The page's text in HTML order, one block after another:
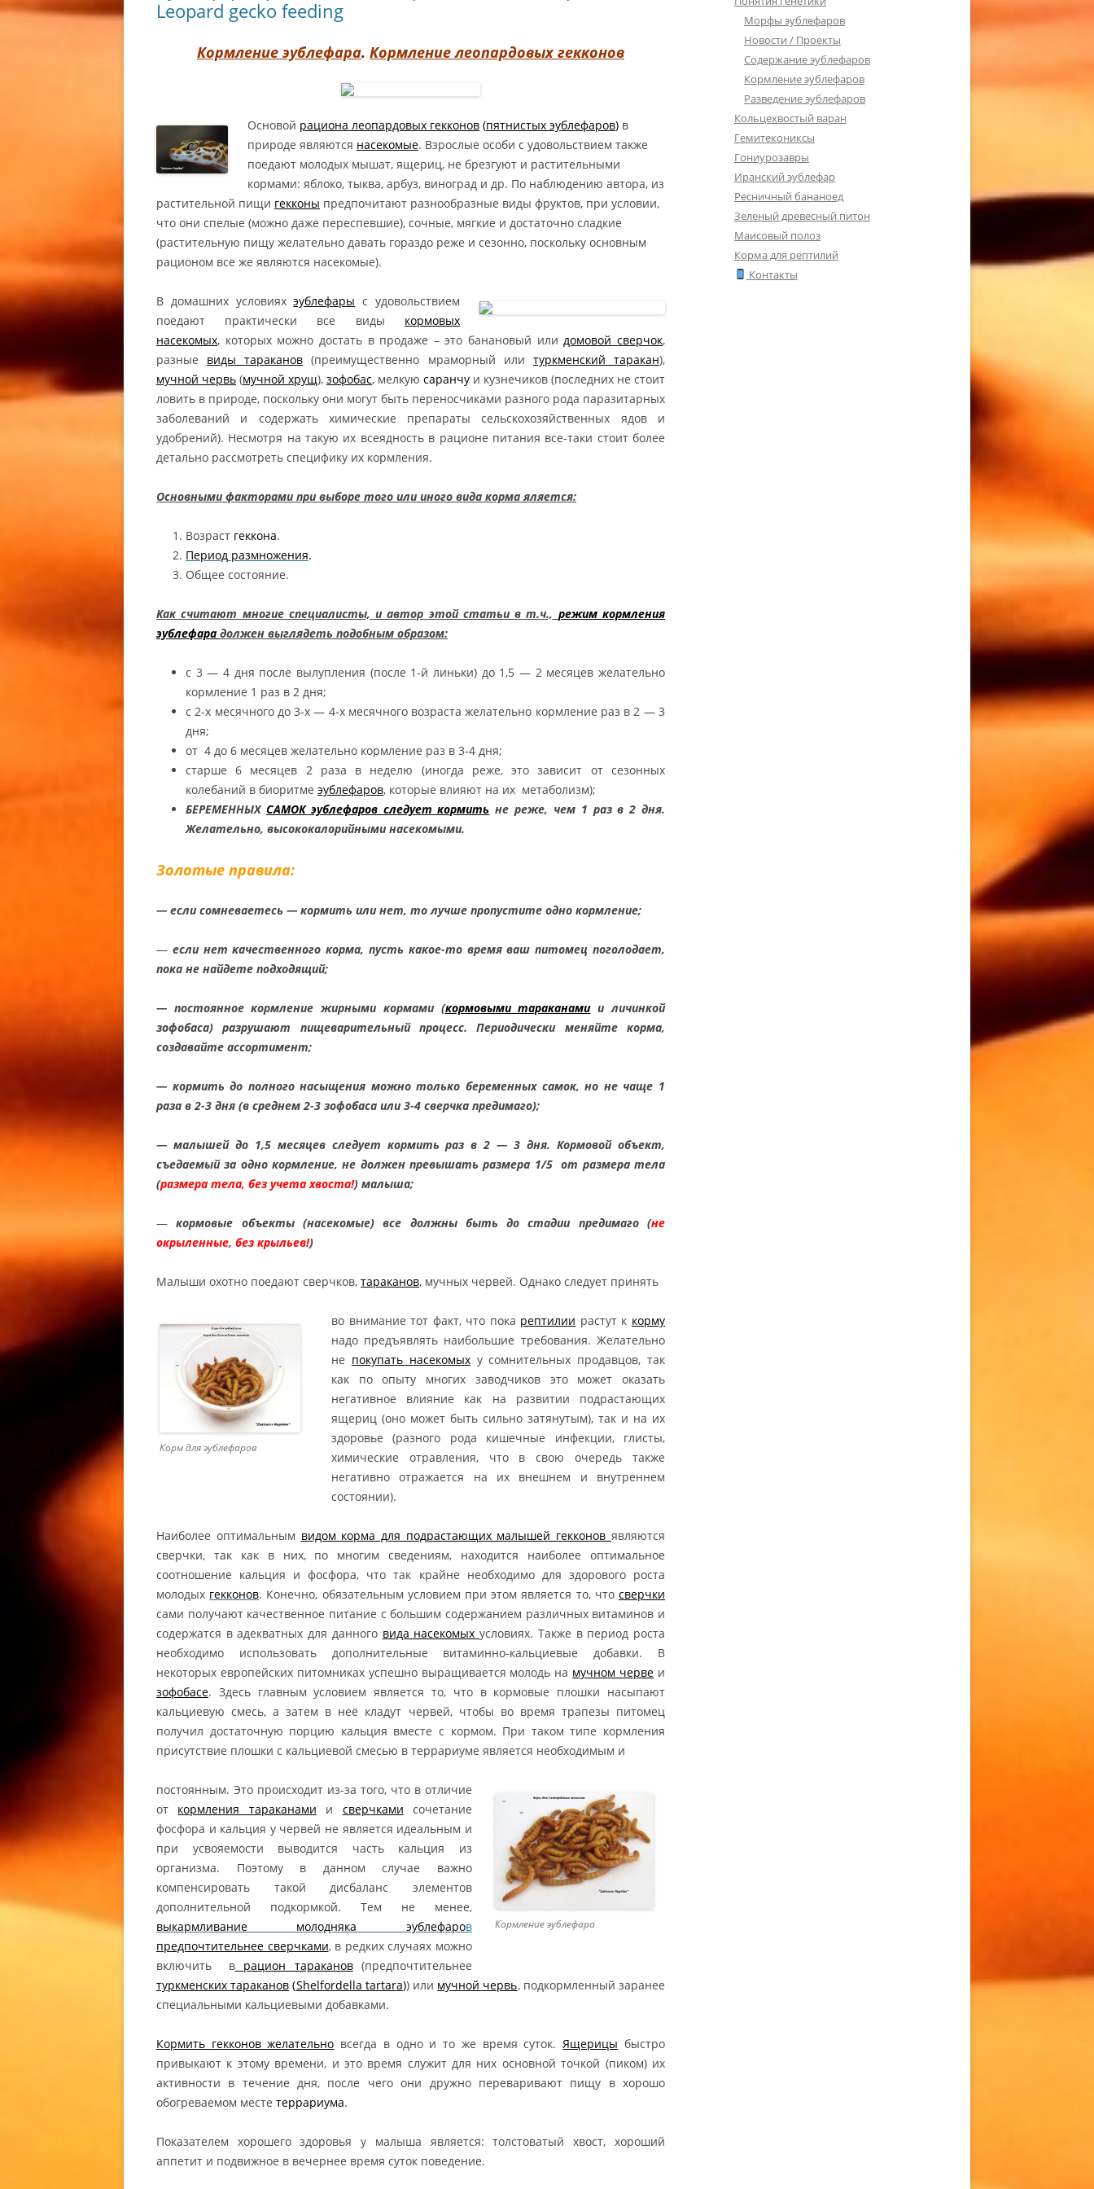
СВЕРЧОК КУПИТЬ КИЕВ /
GRYLLUS BIMACULATUS КУПИТЬ
МУЧНОЙ ЧЕРВЬ КУПИТЬ КИЕВ /
КОРМОВЫЕ НАСЕКОМЫЕ
КУПИТЬ КИЕВ
ТУРКМЕНСКИЙ ТАРАКАН КУПИТЬ
/ ТУРКМЕНСКИЙ ТАРАКАН
КУПИТЬ КИЕВ / КОРМОВОЙ
ТАРАКАН КУПИТЬ KIEV /
ТУРКМЕНСКИЙ ТАРАКАН КУПИТЬ
КУПИТЬ ИРАНСКОГО
ЭУБЛЕФАРА
МАИСОВЫЙ ПОЛОЗ /
PANTHEROPHIS GUTTATUS
КУПИТЬ KIEV
МАИСОВЫЙ ПОЛОЗ КУПИТЬ /
КИЕВ / МАИСОВЫЙ ПОЛОЗ
НОВОСТИ / ПРОЕКТЫ
ИНФОРМАЦИЯ
ГЕМИТЕКОНИКС GHOST /
АФРИКАНСКИЙ
ТОЛСТОХВОСТЫЙ ГЕККОН
HEMITHECONYX CAUDICINCTUS /
GHOST FAT TAILED GECKO
ГЕМИТЕКОНИКС АМЕЛАНИСТИК /
АФРИКАНСКИЙ
ТОЛСТОХВОСТЫЙ ГЕККОН
МОРФЫ AMELANISTIC /
AMELANISTIC HEMITHECONYX
CAUDICINCTUS / AMELANISTIC FAT
ГЕМИТЕКОНИКС ВАЙТ АУТ /
ГЕМИТЕКОНИКС ЗЕРО /
ТОЛСТОХВОСТЫЙ ГЕККОН
HEMITHECONYX CAUDICINCTUS /
ГЕМИТЕКОНИКС ЗУЛУ /
АФРИКАНСКИЙ
ТОЛСТОХВОСТЫЙ ГЕККОН ZULU
/ ZULU HEMITHECONYX
АЛЬБИНО / АФРИКАНСКИЙ
CARAMEL ALBINO / CARAMEL
ALBINO FAT TAILED GECKO
ТОЛСТОХВОСТЫЙ ГЕККОН
МОРФЫ OREO / OREO
OREO FAT TAILED GECKO
ГЕМИТЕКОНИКС ПАТТЕРНЛЕСС /
ТОЛСТОХВОСТЫЙ ГЕККОН
CAUDICINCTUS / PATTERNLESS
КОЛЬЦЕХВОСТЫЙ ВАРАН /
VARANUS ACANTHURUS / КУПИТЬ
ВАРАНА / КУПИТЬ VARANUS
ACANTHURUS / ПРОДАМ
СОДЕРЖАНИЕ VARANUS
ACANTHURUS
КОРМЛЕНИЕ ЭУБЛЕФАРА /
КОРМЛЕНИЕ ЛЕОПАРДОВЫХ
EUBLEPHARIS MACULARIUS /
LEOPARD GECKO FEEDING
МОРФЫ ЭУБЛЕФАРА / МОРФЫ
ЛЕОПАРДОВЫХ ГЕККОНОВ /
LEOPARD GECKO MORPHS /
ЭУБЛЕФАР ПАТТЕРНЛЕСС /
ЛЕОПАРДОВЫЙ ГЕККОН МОРФЫ
LEUCISTIC «MURPHY
PATTERNLESS» / EUBLEPHARIS
MACULARIUS «MURPHY
PATTERNLESS» MORPH /
LEUCISTIC «MURPHY
PATTERNLESS» LEOPARD GECKO
BELL ALBINO / EUBLEPHARIS
MACULARIUS BELL ALBINO
MORPH / BELL ALBINO LEOPARD
GECKO
ЭУБЛЕФАР БЛИЗЗАРД /
BLIZZARD / EUBLEPHARIS
W&Y (WHITE AND YELLOW) /
EUBLEPHARIS MACULARIUS WHITE
& YELLOW / W&Y LEOPARD
ЭУБЛЕФАР ГИПО /
ГЕККОНОВ / LEOPARD GECKO
MACULARIUS BREEDING
РЕСНИТЧАТЫЙ БАНАНОЕД КИЕВ
/ РЕСНИТЧАТЫЙ БАНАНОЕД
КУПИТЬ KIEV
СОДЕРЖАНИЕ ЭУБЛЕФАРА /
СОДЕРЖАНИЕ ЛЕОПАРДОВОГО
ГЕККОНА / LEOPARD GECKO CARE
ВИДЫ ЭУБЛЕФАРОВ
(EUBLEPHARIS) / ПЯТНИСТЫЙ
ЭУБЛЕФАР / ЛЕОПАРДОВЫЙ
ЭУБЛЕФАР / ЛЕОПАРДОВЫЙ
/ EUBLEPHARIS / EUBLEPHARIS
ANGRAMAINYU
Leopard gecko feeding
Кормление эублефара. Кормление леопардовых гекконов
Основой рациона леопардовых гекконов (пятнистых эублефаров) в
природе являются насекомые. Взрослые особи с удовольствием также
поедают молодых мышат, ящериц, не брезгуют и растительными
кормами: яблоко, тыква, арбуз, виноград и др. По наблюдению автора, из
растительной пищи гекконы предпочитают разнообразные виды фруктов, при условии,
что они спелые (можно даже переспевшие), сочные, мягкие и достаточно сладкие
(растительную пищу желательно давать гораздо реже и сезонно, поскольку основным
рационом все же являются насекомые).
В домашних условияхэублефары с удовольствием
поедают практически все виды кормовых
насекомых, которых можно достать в продаже – это банановый илидомовой сверчок,
разные виды тараканов (преимущественно мраморный или туркменский таракан),
мучной червь (мучной хрущ), зофобас, мелкую саранчу и кузнечиков (последних не стоит
ловить в природе, поскольку они могут быть переносчиками разного рода паразитарных
заболеваний и содержать химические препараты сельскохозяйственных ядов и
удобрений). Несмотря на такую их всеядность в рационе питания все-таки стоит более
детально рассмотреть специфику их кормления.
Основными факторами при выборе того или иного вида корма яляется:
Возраст геккона.
Период размножения.
Общее состояние.
Как считают многие специалисты, и автор этой статьи в т.ч., режим кормления
эублефара должен выглядеть подобным образом:
с 3 — 4 дня после вылупления (после 1-й линьки) до 1,5 — 2 месяцев желательно
кормление 1 раз в 2 дня;
с 2-х месячного до 3-х — 4-х месячного возраста желательно кормление раз в 2 — 3
дня;
от 4 до 6 месяцев желательно кормление раз в 3-4 дня;
старше 6 месяцев 2 раза в неделю (иногда реже, это зависит от сезонных
колебаний в биоритме эублефаров, которые влияют на их метаболизм);
БЕРЕМЕННЫХ САМОК эублефаров следует кормить не реже, чем 1 раз в 2 дня.
Желательно, высококалорийными насекомыми.
Золотые правила:
— если сомневаетесь — кормить или нет, то лучше пропустите одно кормление;
— если нет качественного корма, пусть какое-то время ваш питомец поголодает,
пока не найдете подходящий;
— постоянное кормление жирными кормами (кормовыми тараканамии личинкой
зофобаса) разрушают пищеварительный процесс. Периодически меняйте корма,
создавайте ассортимент;
— кормить до полного насыщения можно только беременных самок, но не чаще 1
раза в 2-3 дня (в среднем 2-3 зофобаса или 3-4 сверчка предимаго);
— малышей до 1,5 месяцев следует кормить раз в 2 — 3 дня. Кормовой объект,
съедаемый за одно кормление, не должен превышать размера 1/5 от размера тела
(размера тела, без учета хвоста!) малыша;
—кормовые объекты (насекомые) все должны быть до стадии предимаго (не
окрыленные, без крыльев!)
Малыши охотно поедают сверчков, тараканов, мучных червей. Однако следует принять
Корм для эублефаров
во внимание тот факт, что пока рептилии растут к корму
надо предъявлять наибольшие требования. Желательно
не покупать насекомых у сомнительных продавцов, так
как по опыту многих заводчиков это может оказать
негативное влияние как на развитии подрастающих
ящериц (оно может быть сильно затянутым), так и на их
здоровье (разного рода кишечные инфекции, глисты,
химические отравления, что в свою очередь также
негативно отражается на их внешнем и внутреннем
состоянии).
Наиболее оптимальным видом корма для подрастающих малышей гекконов являются
сверчки, так как в них, по многим сведениям, находится наиболее оптимальное
соотношение кальция и фосфора, что так крайне необходимо для здорового роста
молодых гекконов. Конечно, обязательным условием при этом является то, что сверчки
сами получают качественное питание с большим содержанием различных витаминов и
содержатся в адекватных для данного вида насекомыхусловиях. Также в период роста
необходимо использовать дополнительные витаминно-кальциевые добавки. В
некоторых европейских питомниках успешно выращивается молодь на мучном черве и
зофобасе. Здесь главным условием является то, что в кормовые плошки насыпают
кальциевую смесь, а затем в неё кладут червей, чтобы во время трапезы питомец
получил достаточную порцию кальция вместе с кормом. При таком типе кормления
присутствие плошки с кальциевой смесью в террариуме является необходимым и
Кормление эублефара
постоянным. Это происходит из-за того, что в отличие
от кормления тараканами и сверчками
сочетание
фосфора и кальция у червей не является идеальным и
при усвояемости выводится часть кальция из
организма. Поэтому в данном случае важно
компенсировать такой дисбаланс элементов
дополнительной подкормкой. Тем не менее,
выкармливание молодняка эублефаров
предпочтительнее сверчками, в редких случаях можно
включить врацион тараканов(предпочтительнее
туркменских тараканов (Shelfordella tartara)) или мучной червь, подкормленный заранее
специальными кальциевыми добавками.
Кормить гекконов желательно всегда в одно и то же время суток.Ящерицы быстро
привыкают к этому времени, и это время служит для них основной точкой (пиком) их
активности в течение дня, после чего они дружно переваривают пищу в хорошо
обогреваемом месте террариума.
Показателем хорошего здоровья у малыша является: толстоватый хвост, хороший
аппетит и подвижное в вечернее время суток поведение.
Морфы эублефаров
Новости / Проекты
Содержание эублефаров
Кормление эублефаров
Разведение эублефаров
Кольцехвостый варан
Гемитекониксы
Гониурозавры
Иранский эублефар
Ресничный бананоед
Зеленый древесный питон
Маисовый полоз
Корма для рептилий
Контакты